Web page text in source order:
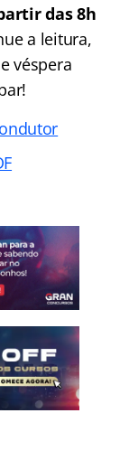
das 8h
a leitura,
véspera